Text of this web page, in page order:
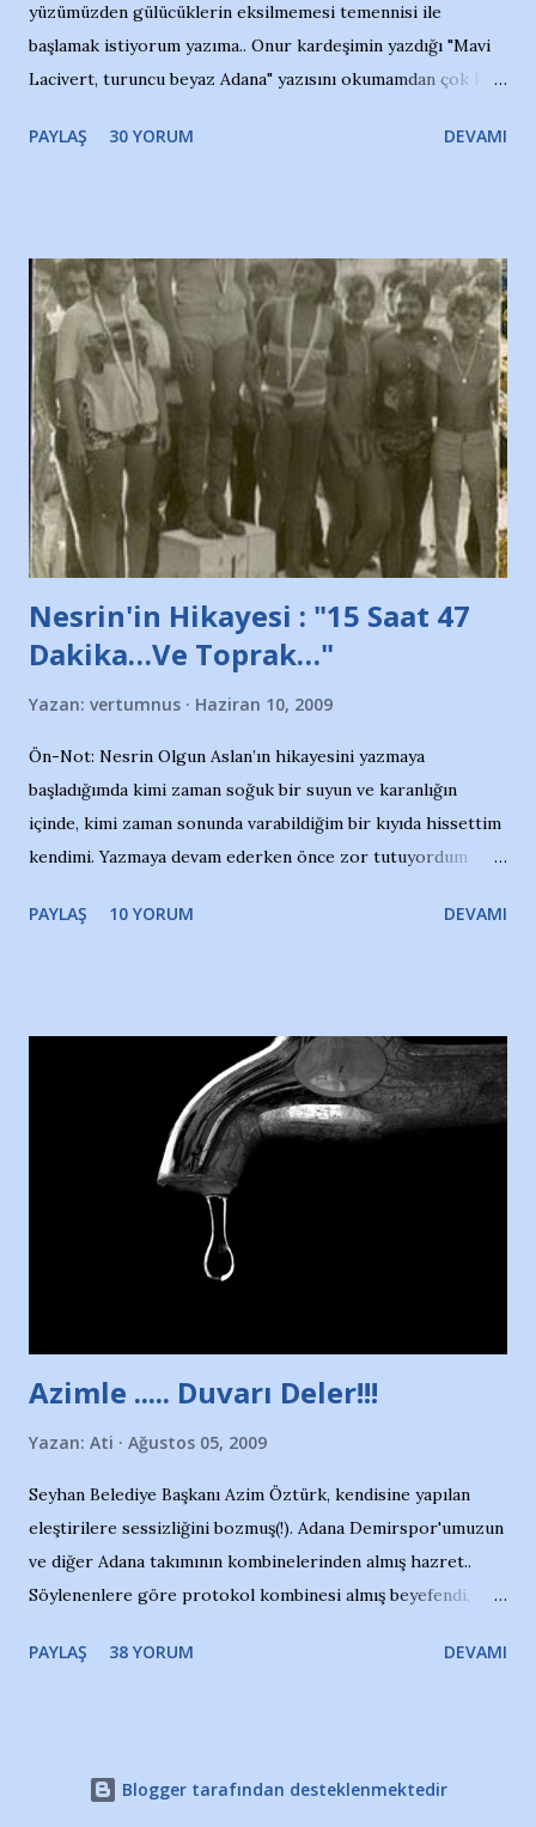
yüzümüzden gülücüklerin eksilmemesi temennisi ile
başlamak istiyorum yazıma.. Onur kardeşimin yazdığı "Mavi
Lacivert, turuncu beyaz Adana" yazısını okumamdan çok kısa
irkildim.. "Bursasporlu taraftarlar, İstanbul takımlarının
ve ürünlerini Bursa şehrinde görmek istemediklerini bir
protesto eylemiyle açıkladıklarını bildiriyordu.. Bu grup
adına açıklama yapan şahsı muhterem(!) ''Açık ve net olarak
söylüyoruz. Bu son uyarımızdır. Bunun yanısıra, bu takımlara
ait tanıtıcı ilanların asılmasına izin veren Bursa Büyükşehir
Belediyesi ile mağazaların bulunduğu alışveriş merkezlerini
de kınıyoruz'' diye de eklemiş .. Blogumuzda okuduğum bu
yazının hemen ardından bu habe...
PAYLAŞ 30 YORUM DEVAMI
Nesrin'in Hikayesi : "15 Saat 47
Dakika…Ve Toprak…"
Yazan: vertumnus Haziran 10, 2009
Ön-Not: Nesrin Olgun Aslan’ın hikayesini yazmaya
başladığımda kimi zaman soğuk bir suyun ve karanlığın
içinde, kimi zaman sonunda varabildiğim bir kıyıda hissettim
kendimi. Yazmaya devam ederken önce zor tutuyordum
Yazımı, ağlayarak bitirebildim ancak…Kendisinin web
Nesrin’in Hikayesi’ne başlıyorum… 1964 Adana Yüzme
havuzunun kenarında 7 yaşında kara kuru bir kız çocuğu
duruyor. Havuzun içinde Adana Demirspor Kulübü
yüzücüleri. Erkekler çoğunlukta. Küçük kız etrafına bakıyor.
Sadece 4 kız çocuğu var. Nesrin, Adana Demirspor’un 4
kızından biri oluyor o gün…Giriyor havuza. 1973 – 1975
Adana Nesrin, 16 yaşında. Yüzüyor. 7 yaşında girdiği
Türkiye 3.lüğü var. 17 yaşında mar...
PAYLAŞ 10 YORUM DEVAMI
Azimle ..... Duvarı Deler!!!
Yazan: Ati Ağustos 05, 2009
Seyhan Belediye Başkanı Azim Öztürk, kendisine yapılan
eleştirilere sessizliğini bozmuş(!). Adana Demirspor'umuzun
ve diğer Adana takımının kombinelerinden almış hazret..
Söylenenlere göre protokol kombinesi almış beyefendi,
ki kombineyi Bekir Başkan'dan alırken; dillere destan..
Takımıma maddi gelir oldu diye seviniyorum, fakat bu
PAYLAŞ 38 YORUM DEVAMI
Blogger tarafından desteklenmektedir